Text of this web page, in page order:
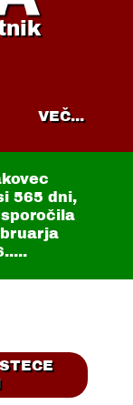
VEČ...
565 dni,